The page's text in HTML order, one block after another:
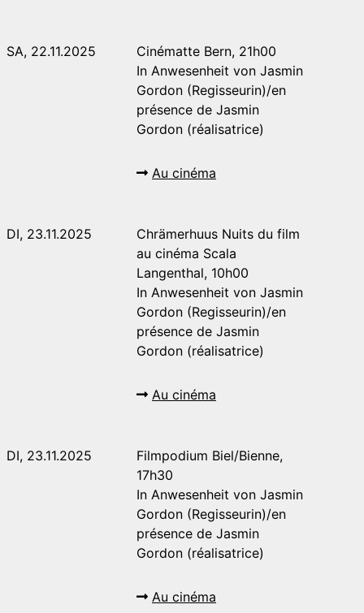
SA, 22.11.2025
Cinématte Bern, 21h00
In Anwesenheit von Jasmin
Gordon (Regisseurin)/en
présence de Jasmin
Gordon (réalisatrice)
Au cinéma
DI, 23.11.2025
Chrämerhuus Nuits du film
au cinéma Scala
Langenthal, 10h00
In Anwesenheit von Jasmin
Gordon (Regisseurin)/en
présence de Jasmin
Gordon (réalisatrice)
Au cinéma
DI, 23.11.2025
Filmpodium Biel/Bienne,
17h30
In Anwesenheit von Jasmin
Gordon (Regisseurin)/en
présence de Jasmin
Gordon (réalisatrice)
Au cinéma